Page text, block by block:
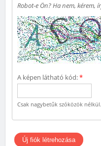
Robot-e Ön? Ha nem, kérem,
A képen látható kód:*
Csak nagybetűk szóközök nélkül.